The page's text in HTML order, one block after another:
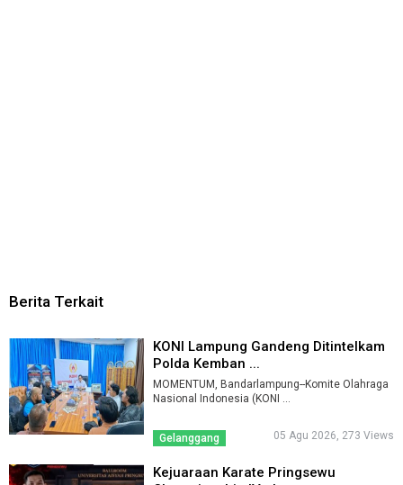
Berita Terkait
KONI Lampung Gandeng Ditintelkam
Polda Kemban ...
MOMENTUM, Bandarlampung--Komite Olahraga
Nasional Indonesia (KONI ...
Gelanggang 05 Agu 2026, 273 Views
Kejuaraan Karate Pringsewu